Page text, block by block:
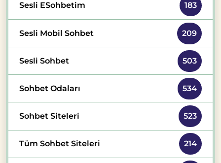
Sesli ESohbetim 183
Sesli Mobil Sohbet 209
Sesli Sohbet 503
Sohbet Odaları 534
Sohbet Siteleri 523
Tüm Sohbet Siteleri 214